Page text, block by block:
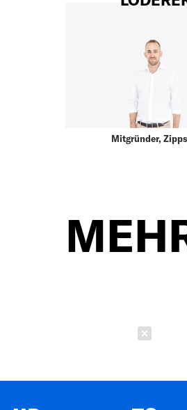
Mitgründer,